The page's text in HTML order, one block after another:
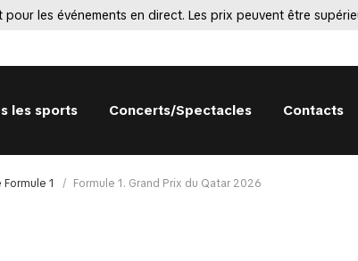
les événements en direct. Les prix peuvent être
les sports Concerts/Spectacles Contacts
1 Formule 1. Grand Prix du Qatar 2026